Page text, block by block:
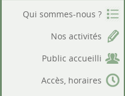
Qui sommes-nous ?
Nos activités
Public accueilli
Accès, horaires